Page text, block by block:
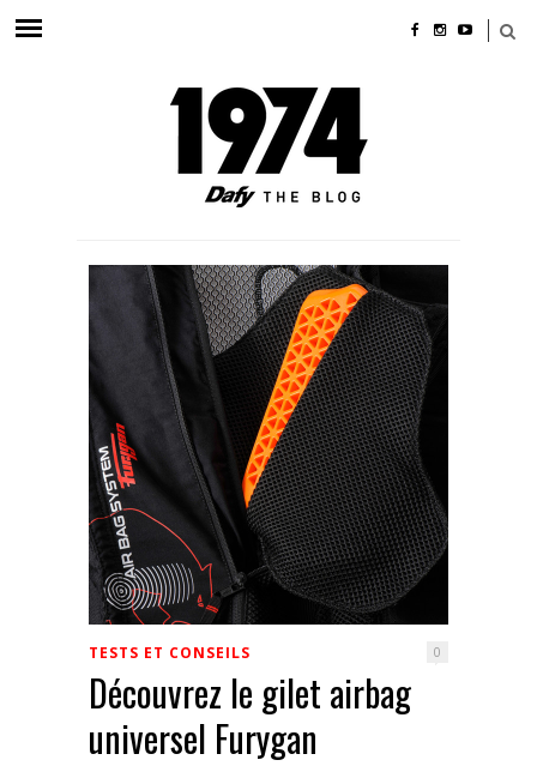
TESTS ET CONSEILS 0
Découvrez le gilet airbag
universel Furygan